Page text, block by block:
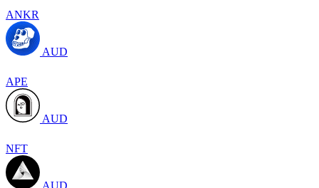
ANKR
AUD
APE
AUD
NFT
AUD